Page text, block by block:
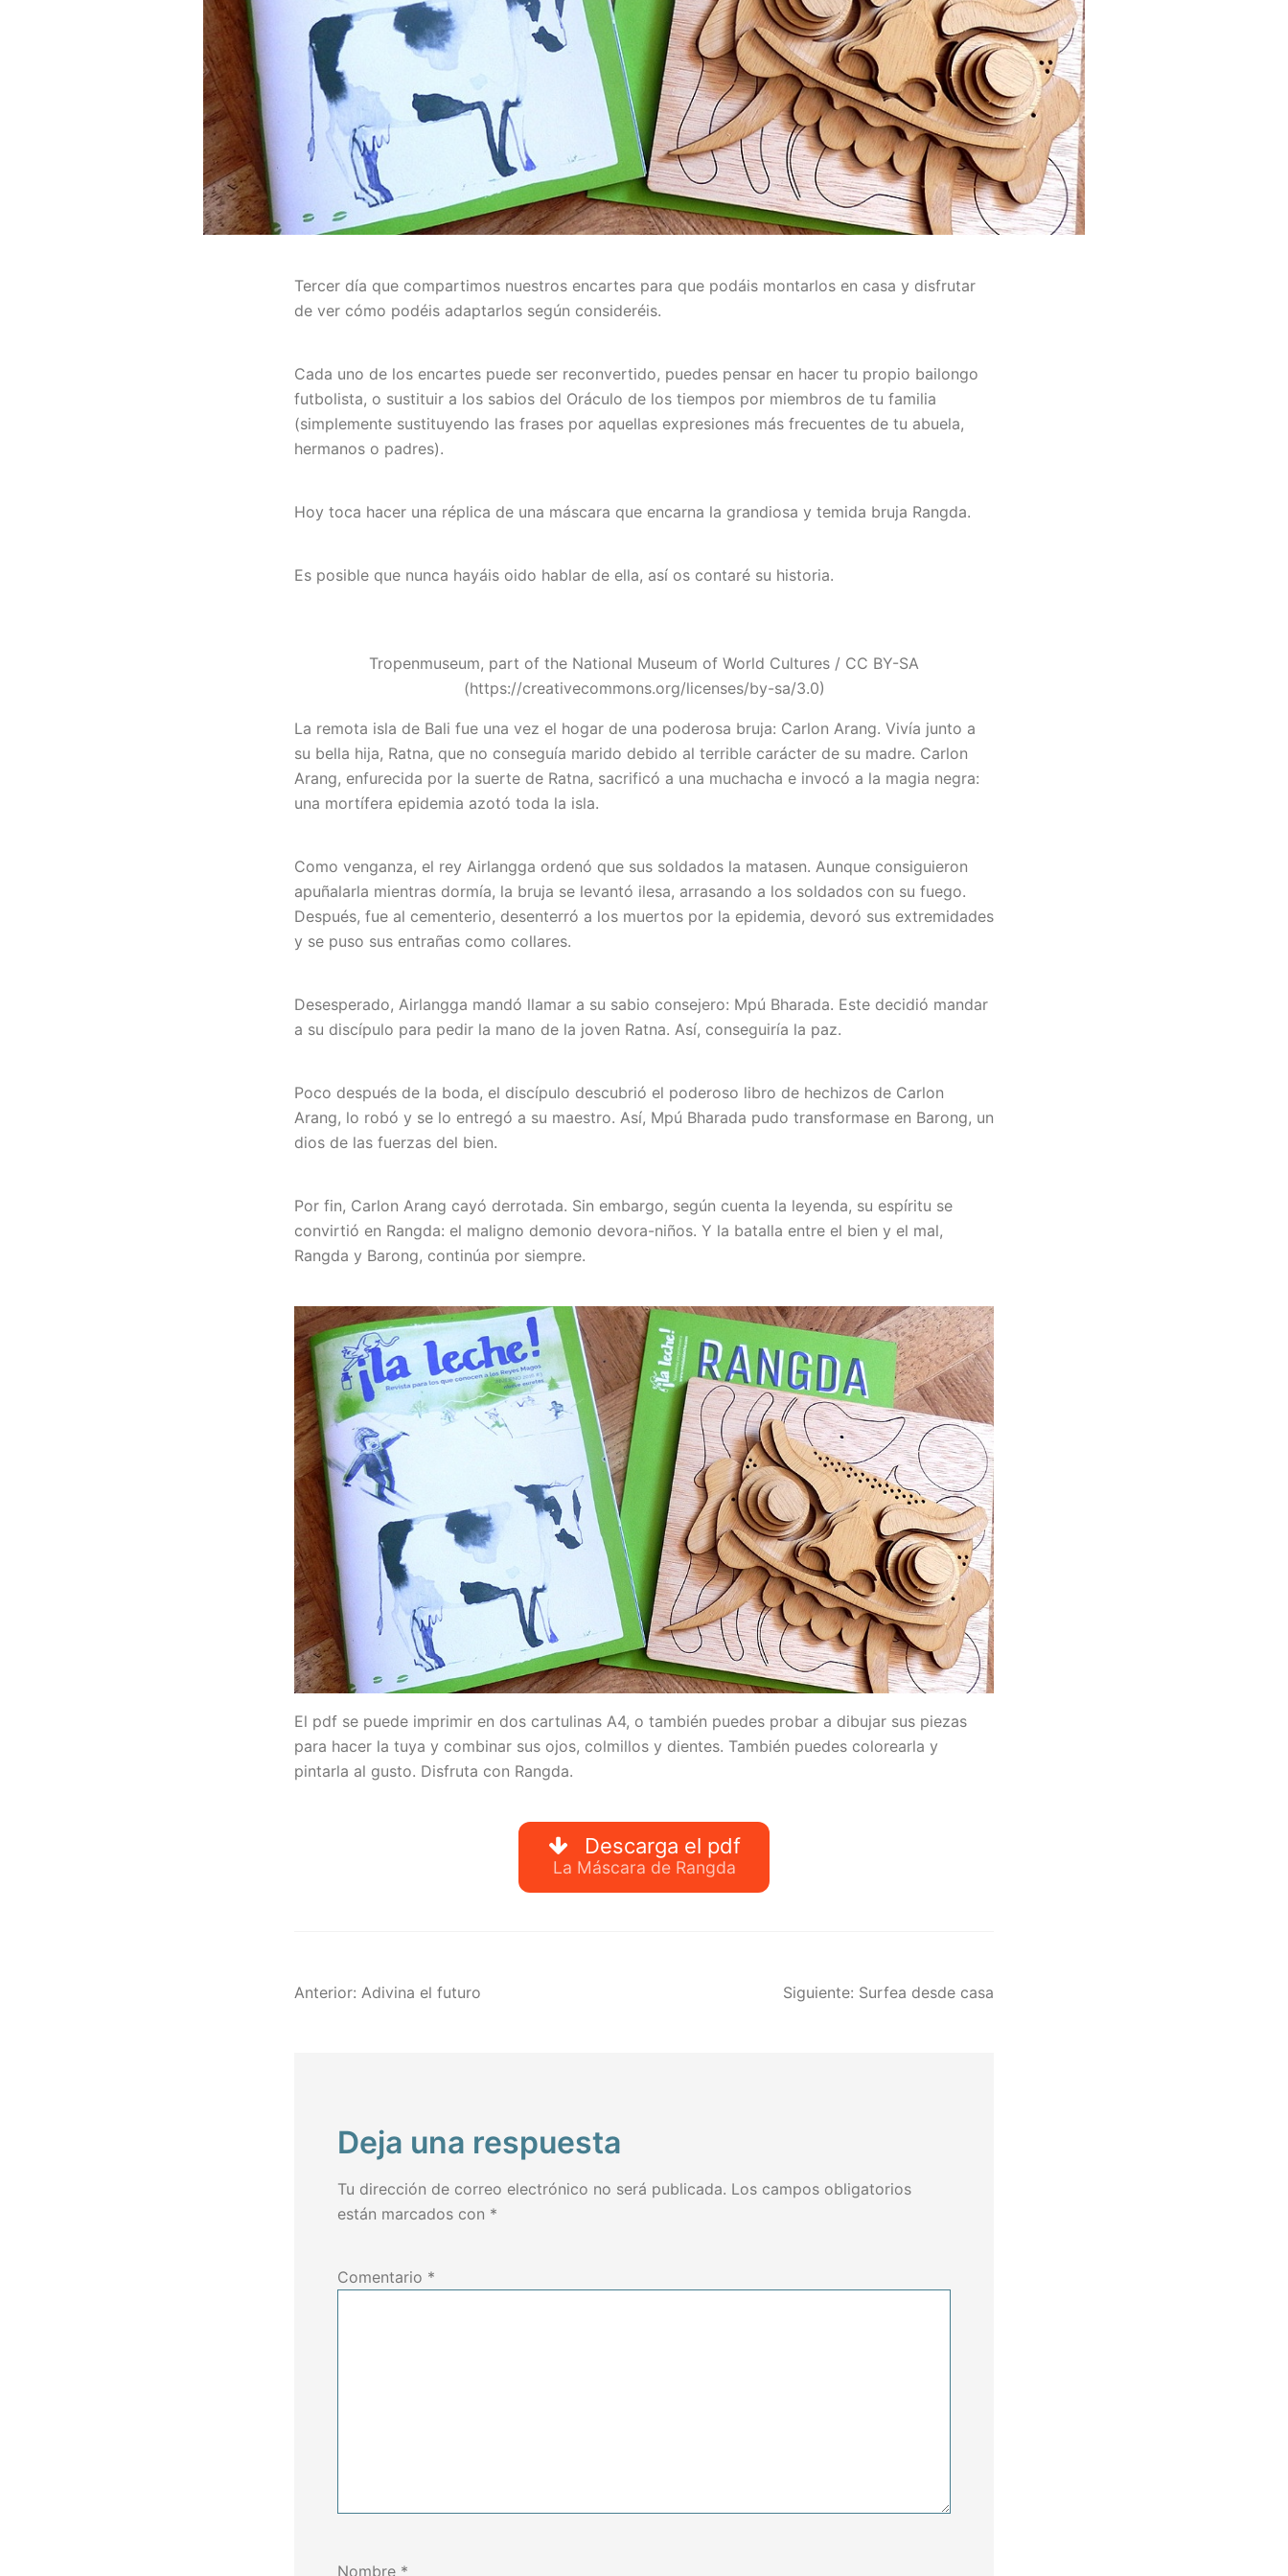
Tercer día que compartimos nuestros encartes para que podáis montarlos en casa y disfrutar
de ver cómo podéis adaptarlos según consideréis.
Cada uno de los encartes puede ser reconvertido, puedes pensar en hacer tu propio bailongo
futbolista, o sustituir a los sabios del Oráculo de los tiempos por miembros de tu familia
(simplemente sustituyendo las frases por aquellas expresiones más frecuentes de tu abuela,
hermanos o padres).
Hoy toca hacer una réplica de una máscara que encarna la grandiosa y temida bruja Rangda.
Es posible que nunca hayáis oido hablar de ella, así os contaré su historia.
Tropenmuseum, part of the National Museum of World Cultures / CC BY-SA
(https://creativecommons.org/licenses/by-sa/3.0)
La remota isla de Bali fue una vez el hogar de una poderosa bruja: Carlon Arang. Vivía junto a
su bella hija, Ratna, que no conseguía marido debido al terrible carácter de su madre. Carlon
Arang, enfurecida por la suerte de Ratna, sacrificó a una muchacha e invocó a la magia negra:
una mortífera epidemia azotó toda la isla.
Como venganza, el rey Airlangga ordenó que sus soldados la matasen. Aunque consiguieron
apuñalarla mientras dormía, la bruja se levantó ilesa, arrasando a los soldados con su fuego.
Después, fue al cementerio, desenterró a los muertos por la epidemia, devoró sus extremidades
y se puso sus entrañas como collares.
Desesperado, Airlangga mandó llamar a su sabio consejero: Mpú Bharada. Este decidió mandar
a su discípulo para pedir la mano de la joven Ratna. Así, conseguiría la paz.
Poco después de la boda, el discípulo descubrió el poderoso libro de hechizos de Carlon
Arang, lo robó y se lo entregó a su maestro. Así, Mpú Bharada pudo transformase en Barong, un
dios de las fuerzas del bien.
Por fin, Carlon Arang cayó derrotada. Sin embargo, según cuenta la leyenda, su espíritu se
convirtió en Rangda: el maligno demonio devora-niños. Y la batalla entre el bien y el mal,
Rangda y Barong, continúa por siempre.
El pdf se puede imprimir en dos cartulinas A4, o también puedes probar a dibujar sus piezas
para hacer la tuya y combinar sus ojos, colmillos y dientes. También puedes colorearla y
pintarla al gusto. Disfruta con Rangda.
Descarga el pdf
La Máscara de Rangda
Navegación
entradas
Anterior: Adivina el futuro Siguiente: Surfea desde casa
Deja una respuesta
Tu dirección de correo electrónico no será publicada. Los campos obligatorios
están marcados con *
Comentario *
Nombre *